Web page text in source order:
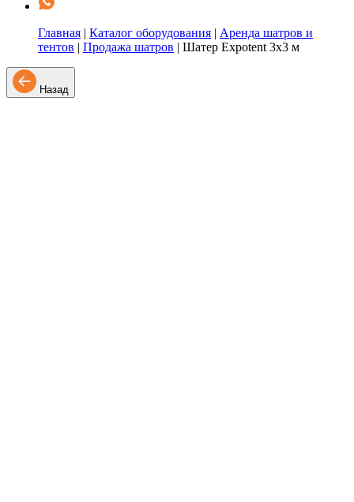
Главная | Каталог оборудования | Аренда шатров и
тентов | Продажа шатров | Шатер Expotent 3х3 м
Назад